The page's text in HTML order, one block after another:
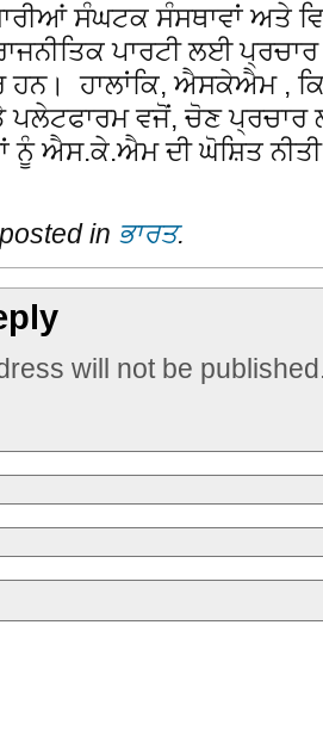
ਸੰਘਟਕ ਸੰਸਥਾਵਾਂ ਅਤੇ
ਪਾਰਟੀ ਲਈ
ਹਾਲਾਂਕਿ, ਐਸਕੇਐਮ ,
ਪਲੇਟਫਾਰਮ ਵਜੋਂ, ਚੋਣ ਪ੍ਰਚਾਰ
ਐਸ.ਕੇ.ਐਮ ਦੀ ਘੋਸ਼ਿਤ ਨੀਤੀ
in ਭਾਰਤ.
will not be